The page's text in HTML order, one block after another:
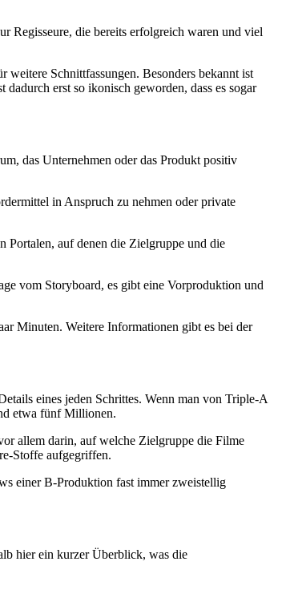
Regisseure, die bereits erfolgreich waren und viel
weitere Schnittfassungen. Besonders bekannt ist
erst so ikonisch geworden, dass es sogar
das Unternehmen oder das Produkt positiv
in Anspruch zu nehmen oder private
Portalen, auf denen die Zielgruppe und die
vom Storyboard, es gibt eine Vorproduktion und
Minuten. Weitere Informationen gibt es bei der
eines jeden Schrittes. Wenn man von Triple-A
etwa fünf Millionen.
allem darin, auf welche Zielgruppe die Filme
Stoffe aufgegriffen.
einer B-Produktion fast immer zweistellig
hier ein kurzer Überblick, was die